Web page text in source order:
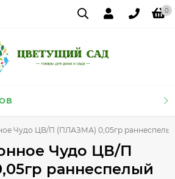
0
Чудо ЦВ/П (ПЛАЗМА) 0,05гр
Чудо ЦВ/П
раннеспелый